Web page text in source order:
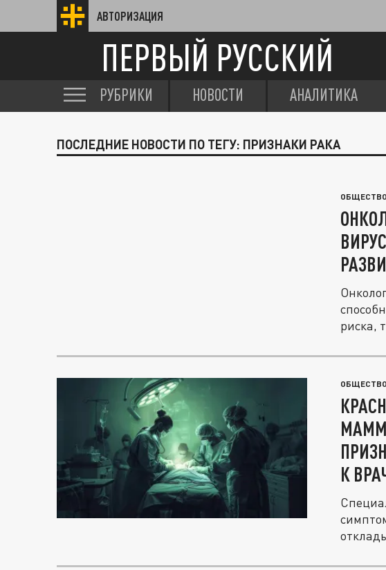
АВТОРИЗАЦИЯ
ПЕРВЫЙ РУССКИЙ
РУБРИКИ НОВОСТИ АНАЛИТИКА
ПОСЛЕДНИЕ НОВОСТИ ПО ТЕГУ: ПРИЗНАКИ РАКА
ОБЩЕСТВО
риска,
ОБЩЕСТВО
К